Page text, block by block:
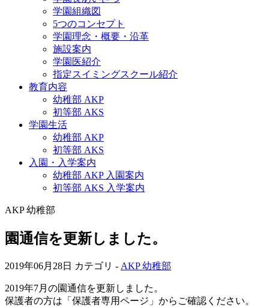
学園組織図
5つのコンセプト
学園理念・概要・沿革
施設案内
学園医紹介
指定スイミングスクール紹介
教育内容
幼稚部 AKP
初等部 AKS
学園生活
幼稚部 AKP
初等部 AKS
入園・入学案内
幼稚部 AKP 入園案内
初等部 AKS 入学案内
AKP 幼稚部
園通信を更新しました。
2019年06月28日 カテゴリ - AKP 幼稚部
2019年7月の園通信を更新しました。
保護者の方は「保護者専用ページ」からご確認ください。